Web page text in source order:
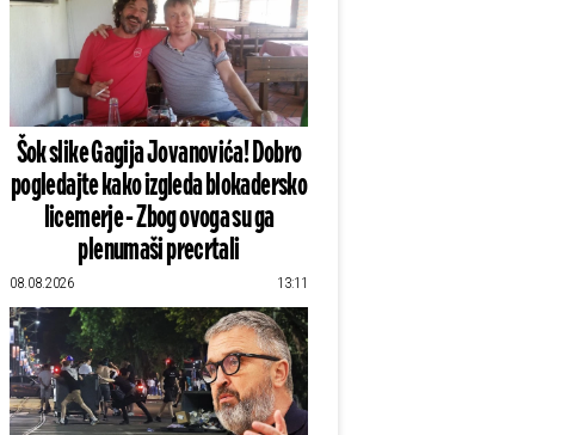
Šok slike Gagija Jovanovića! Dobro
pogledajte kako izgleda blokadersko
licemerje - Zbog ovoga su ga
plenumaši precrtali
08.08.2026 13:11